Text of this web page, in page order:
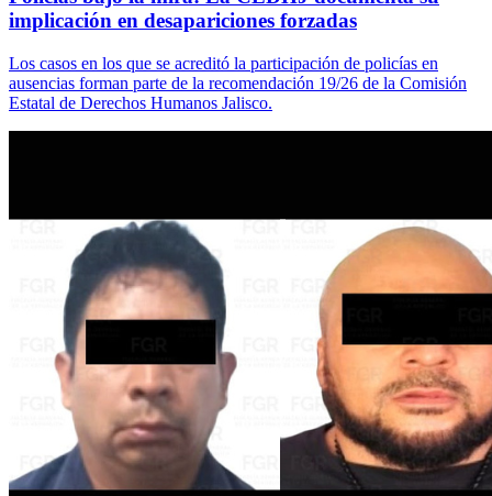
implicación en desapariciones forzadas
Los casos en los que se acreditó la participación de policías en
ausencias forman parte de la recomendación 19/26 de la Comisión
Estatal de Derechos Humanos Jalisco.